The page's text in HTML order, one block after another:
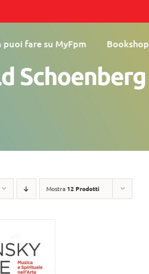
puoi fare su MyFpm Bookshop
Schoenberg
Mostra 12 Prodotti